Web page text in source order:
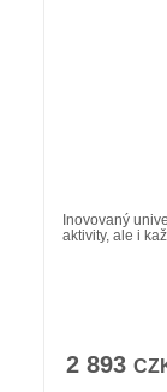
Inovovaný
aktivity, ale i
2 893